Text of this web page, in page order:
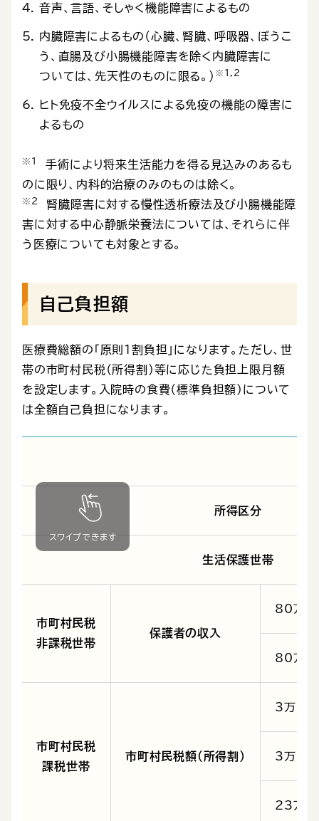
音声、言語、そしゃく機能障害によるもの
内臓障害によるもの（心臓、腎臓、呼吸器、ぼうこ
う、直腸及び小腸機能障害を除く内臓障害に
ついては、先天性のものに限る。） ※１,２
ヒト免疫不全ウイルスによる免疫の機能の障害に
よるもの
※１
手術により将来生活能力を得る見込みのあるも
のに限り、内科的治療のみのものは除く。
※２
腎臓障害に対する慢性透析療法及び小腸機能障
害に対する中心静脈栄養法については、それらに伴
う医療についても対象とする。
自己負担額
医療費総額の「原則１割負担」になります。ただし、世
帯の市町村民税（所得割）等に応じた負担上限月額
を設定します。入院時の食費（標準負担額）について
は全額自己負担になります。
所得区分
生活保護世帯
市町村民税
非課税世帯
保護者の収入
80万9
80万9
市町村民税
課税世帯
市町村民税額（所得割）
3万3千
3万3千
23万5